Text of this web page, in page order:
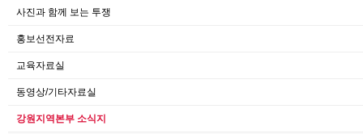
사진과 함께 보는 투쟁
홍보선전자료
교육자료실
동영상/기타자료실
강원지역본부 소식지